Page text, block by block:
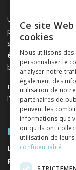
Une plateforme
publiés par les
sociales. Libreo.ch
éditeurs de
but lucratif.
Projet réalisé avec
l’instruction
PLAN DU
LIVRES
REVUES
Ce site
cookies
Nous utilisons
personnaliser le
analyser notre
également des
utilisation de
partenaires de
peuvent les
informations que
ou qu'ils ont
utilisation de leurs
confidentialité